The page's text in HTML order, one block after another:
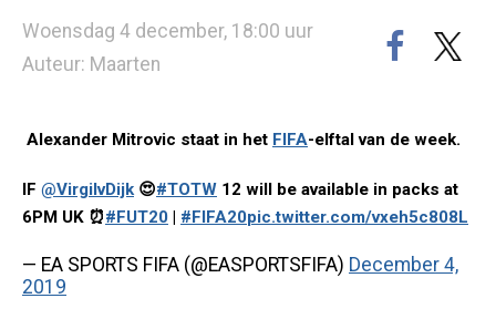
Woensdag 4 december, 18:00 uur
Auteur: Maarten
Alexander Mitrovic staat in het FIFA-elftal van de week.
IF @VirgilvDijk😍#TOTW 12 will be available in packs at
6PM UK ⏰#FUT20 | #FIFA20pic.twitter.com/vxeh5c808L
— EA SPORTS FIFA (@EASPORTSFIFA) December 4,
2019